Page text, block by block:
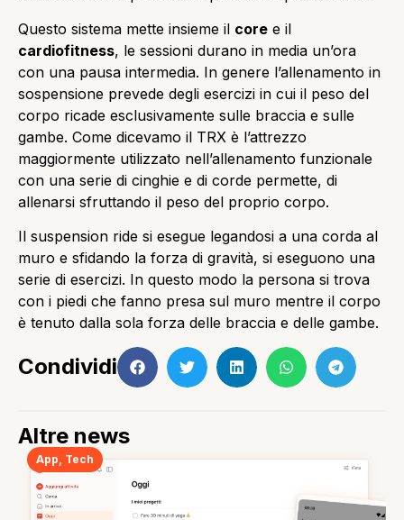
Questo sistema mette insieme il core e il
cardiofitness, le sessioni durano in media un’ora
con una pausa intermedia. In genere l’allenamento in
sospensione prevede degli esercizi in cui il peso del
corpo ricade esclusivamente sulle braccia e sulle
gambe. Come dicevamo il TRX è l’attrezzo
maggiormente utilizzato nell’allenamento funzionale
con una serie di cinghie e di corde permette, di
allenarsi sfruttando il peso del proprio corpo.
Il suspension ride si esegue legandosi a una corda al
muro e sfidando la forza di gravità, si eseguono una
serie di esercizi. In questo modo la persona si trova
con i piedi che fanno presa sul muro mentre il corpo
è tenuto dalla sola forza delle braccia e delle gambe.
Condividi
Altre news
App Tech